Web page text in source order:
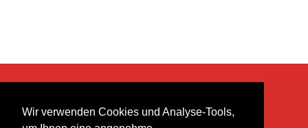
Wir verwenden Cookies und Analyse-Tools,
heer musik ag